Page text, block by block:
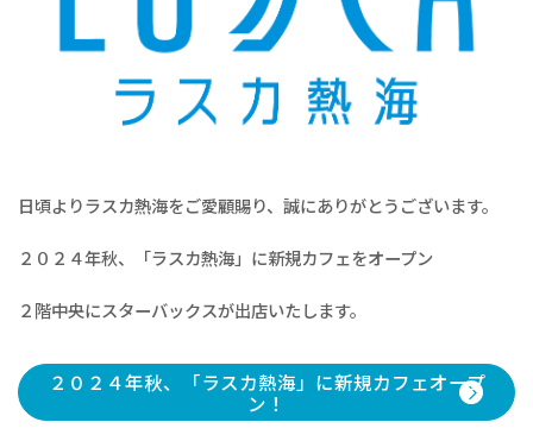
日頃よりラスカ熱海をご愛顧賜り、誠にありがとうございます。
２０２４年秋、「ラスカ熱海」に新規カフェをオープン
２階中央にスターバックスが出店いたします。
２０２４年秋、「ラスカ熱海」に新規カフェオープ
ン！